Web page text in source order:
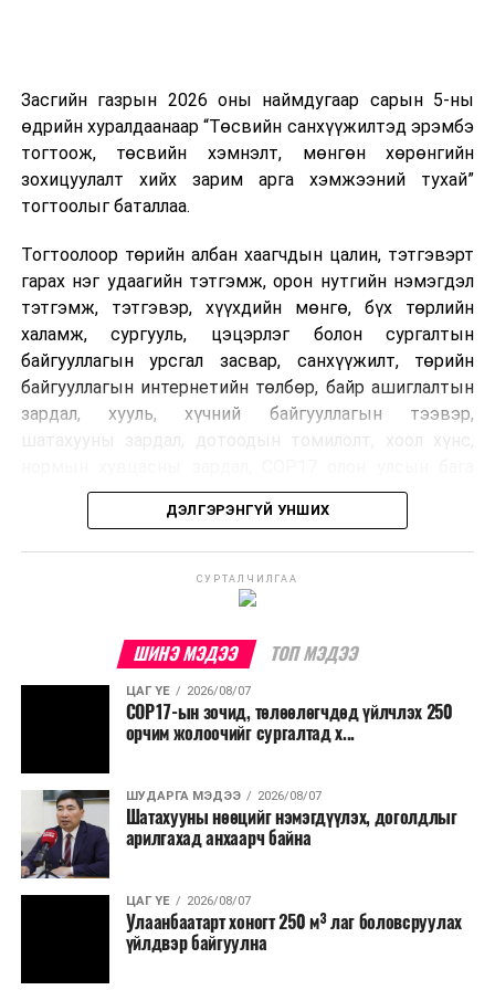
Шинэ хууль Францын зах зээлд үйлчилдэг гадаадын
дуудлагын төвүүдэд нөлөөлөхөөр байна. Тухайлбал,
Мароккогийн дуудлагын төвүүдийн орлогын 80 гаруй
хувь Францын зах зээлээс бүрддэг бөгөөд тус улсын
40–50 мянган ажлын байр эрсдэлд орж болзошгүйг
Засгийн газрын 2026 оны наймдугаар сарын 5-ны
өдрийн хуралдаанаар “Төсвийн санхүүжилтэд эрэмбэ
тогтоож, төсвийн хэмнэлт, мөнгөн хөрөнгийн
зохицуулалт хийх зарим арга хэмжээний тухай”
тогтоолыг баталлаа.
Тогтоолоор төрийн албан хаагчдын цалин, тэтгэвэрт
гарах нэг удаагийн тэтгэмж, орон нутгийн нэмэгдэл
тэтгэмж, тэтгэвэр, хүүхдийн мөнгө, бүх төрлийн
халамж, сургууль, цэцэрлэг болон сургалтын
байгууллагын урсгал засвар, санхүүжилт, төрийн
байгууллагын интернетийн төлбөр, байр ашиглалтын
зардал, хууль, хүчний байгууллагын тээвэр,
хурлын зардал, Засгийн газрын өр, орон нутгийн нөөц
хөрөнгийн санхүүжилтийг хэвийн үргэлжлүүлэхээр
шийдвэрлэжээ.
Харин дараах зардлыг хязгаарлахаар болсон байна.
Олон улсын болон Засгийн газрын
шийдвэртэйгээс бусад хурал, зөвлөгөөн, ой,
тэмдэглэлт өдөр, найр наадам, соёлын арга
Урьдчилан төлөвлөсөн төрийн өндөр албан
тушаалтны томилолтоос бусад гадаад
томилолт, гадаадын зочин хүлээн авах зардал;
Зайлшгүй шаардлагагүй тоног төхөөрөмж,
тавилга, автомашин худалдан авах;
Батлан хамгаалах, хууль зүйн салбараас бусад
ДЭЛГЭРЭНГҮЙ УНШИХ
СУРТАЛЧИЛГАА
ШИНЭ МЭДЭЭ ТОП МЭДЭЭ
ЦАГ ҮЕ 2026/08/07
COP17-ын зочид, төлөөлөгчдөд үйлчлэх 250
орчим жолоочийг сургалтад х...
ШУДАРГА МЭДЭЭ 2026/08/07
Шатахууны нөөцийг нэмэгдүүлэх, доголдлыг
арилгахад анхаарч байна
ЦАГ ҮЕ 2026/08/07
Улаанбаатарт хоногт 250 м³ лаг боловсруулах
үйлдвэр байгуулна